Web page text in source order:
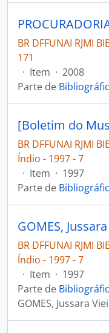
BR DFFUNAI RJMI
171
· Item · 2008
Parte de
BR DFFUNAI RJMI
Índio - 1997 - 7
· Item · 1997
Parte de
BR DFFUNAI RJMI
Índio - 1997 - 7
· Item · 1997
Parte de
GOMES, Jussara